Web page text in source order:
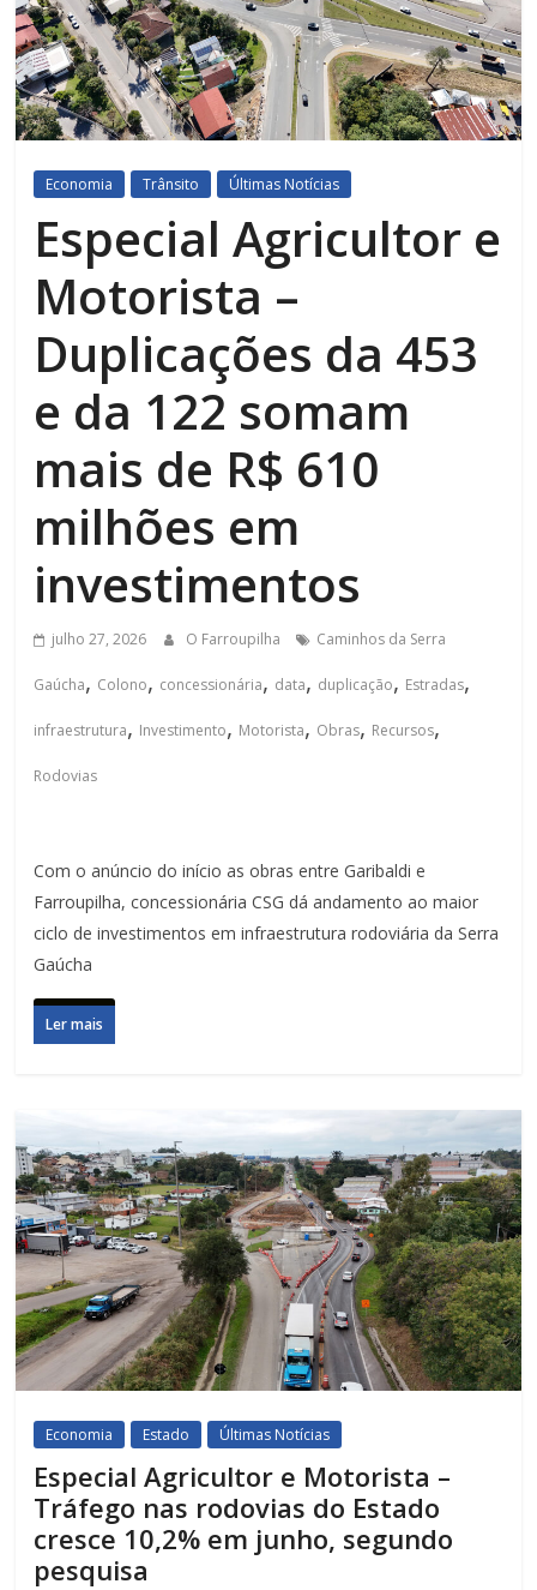
Economia Trânsito Últimas Notícias
Especial Agricultor e
Motorista –
Duplicações da 453
e da 122 somam
mais de R$ 610
milhões em
investimentos
julho 27, 2026 O Farroupilha Caminhos da Serra
Gaúcha, Colono, concessionária, data, duplicação, Estradas,
infraestrutura, Investimento, Motorista, Obras, Recursos,
Rodovias
Com o anúncio do início as obras entre Garibaldi e
Farroupilha, concessionária CSG dá andamento ao maior
ciclo de investimentos em infraestrutura rodoviária da Serra
Gaúcha
Ler mais
Economia Estado Últimas Notícias
Especial Agricultor e Motorista –
Tráfego nas rodovias do Estado
cresce 10,2% em junho, segundo
pesquisa